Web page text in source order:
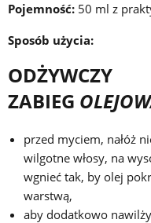
Pojemność: 50 ml z
Sposób użycia:
ODŻYWCZY
ZABIEG
przed myciem, nałóż
wilgotne włosy, na
wgnieć tak, by olej
warstwą,
aby dodatkowo